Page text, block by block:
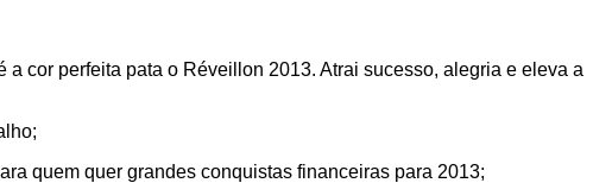
cor perfeita pata o Réveillon 2013. Atrai sucesso, alegria e eleva a
quem quer grandes conquistas financeiras para 2013;